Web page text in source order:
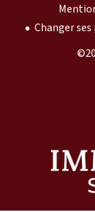
Changer